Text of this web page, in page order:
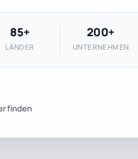
85+
LÄNDER
200+
UNTERNEHMEN
finden